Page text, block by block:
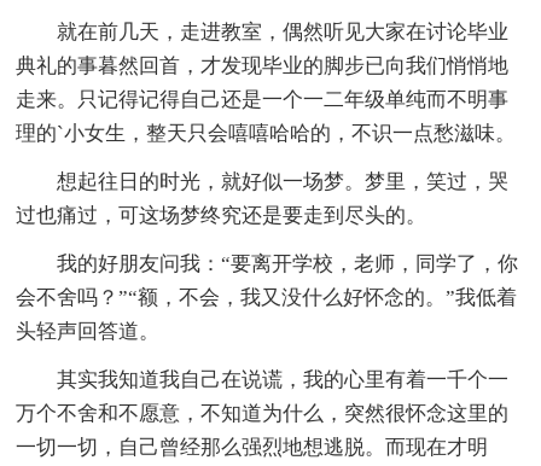
就在前几天，走进教室，偶然听见大家在讨论毕业
典礼的事暮然回首，才发现毕业的脚步已向我们悄悄地
走来。只记得记得自己还是一个一二年级单纯而不明事
理的`小女生，整天只会嘻嘻哈哈的，不识一点愁滋味。
想起往日的时光，就好似一场梦。梦里，笑过，哭
过也痛过，可这场梦终究还是要走到尽头的。
我的好朋友问我：“要离开学校，老师，同学了，你
会不舍吗？”“额，不会，我又没什么好怀念的。”我低着
头轻声回答道。
其实我知道我自己在说谎，我的心里有着一千个一
万个不舍和不愿意，不知道为什么，突然很怀念这里的
一切一切，自己曾经那么强烈地想逃脱。而现在才明